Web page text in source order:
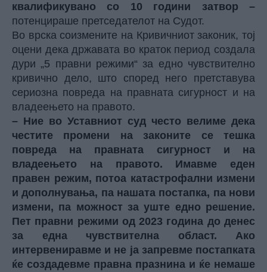
квалификувано со 10 години затвор –
потенцираше претседателот на Судот.
Во врска соизмените на Кривичниот законик, тој
оцени дека државата во краток период создала
дури „5 правни режими“ за едно чувствително
кривично дело, што според него претставува
сериозна повреда на правната сигурност и на
владеењето на правото.
– Ние во Уставниот суд често велиме дека
честите промени на законите се тешка
повреда на правната сигурност и на
владеењето на правото. Имавме еден
правен режим, потоа катастрофални измени
и дополнувања, па нашата постапка, па нови
измени, па можност за уште едно решение.
Пет правни режими од 2023 година до денес
за една чувствителна област. Ако
интервениравме и не ја запревме постапката
ќе создадевме правна празнина и ќе немаше